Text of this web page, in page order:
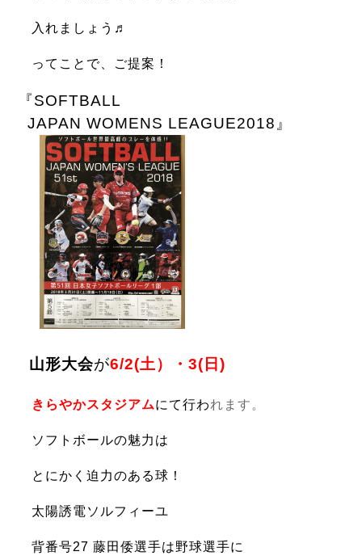
入れましょう♬
ってことで、ご提案！
『SOFTBALL
JAPAN WOMENS LEAGUE2018』
山形大会が6/2(土）・3(日)
きらやかスタジアムにて行われます。
ソフトボールの魅力は
とにかく 迫力のある球！
太陽誘電ソルフィーユ
背番号27 藤田倭選手は野球選手に